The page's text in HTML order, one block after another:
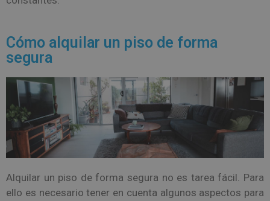
Cómo alquilar un piso de forma
segura
Alquilar un piso de forma segura no es tarea fácil. Para
ello es necesario tener en cuenta algunos aspectos para